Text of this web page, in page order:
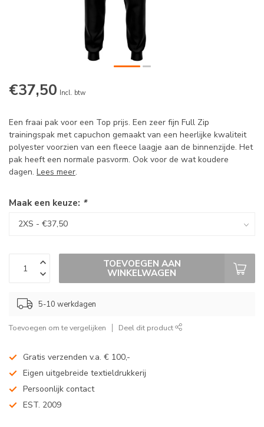
€37,50 Incl. btw
Een fraai pak voor een Top prijs. Een zeer fijn Full Zip
trainingspak met capuchon gemaakt van een heerlijke kwaliteit
polyester voorzien van een fleece laagje aan de binnenzijde. Het
pak heeft een normale pasvorm. Ook voor de wat koudere
dagen. Lees meer.
Maak een keuze: *
TOEVOEGEN AAN
WINKELWAGEN
5-10 werkdagen
Toevoegen om te vergelijken Deel dit product
Gratis verzenden v.a. € 100,-
Eigen uitgebreide textieldrukkerij
Persoonlijk contact
EST. 2009